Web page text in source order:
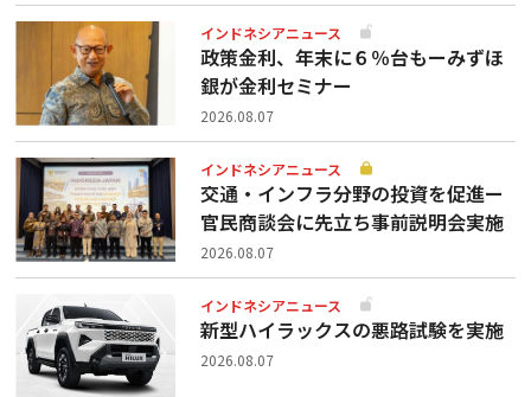
インドネシアニュース
政策金利、年末に６％台もーみずほ
銀が金利セミナー
2026.08.07
インドネシアニュース
交通・インフラ分野の投資を促進ー
官民商談会に先立ち事前説明会実施
2026.08.07
インドネシアニュース
新型ハイラックスの悪路試験を実施
2026.08.07